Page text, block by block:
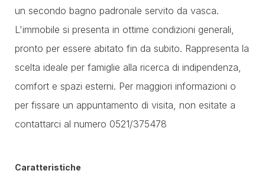
un secondo bagno padronale servito da vasca.
L'immobile si presenta in ottime condizioni generali,
pronto per essere abitato fin da subito. Rappresenta la
scelta ideale per famiglie alla ricerca di indipendenza,
comfort e spazi esterni. Per maggiori informazioni o
per fissare un appuntamento di visita, non esitate a
contattarci al numero 0521/375478
Caratteristiche